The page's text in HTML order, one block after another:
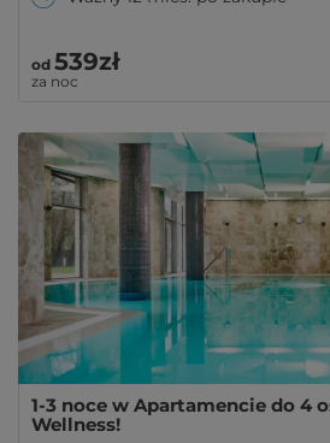
od 539zł
za noc
1-3 noce w Apartamencie do 4
Wellness!